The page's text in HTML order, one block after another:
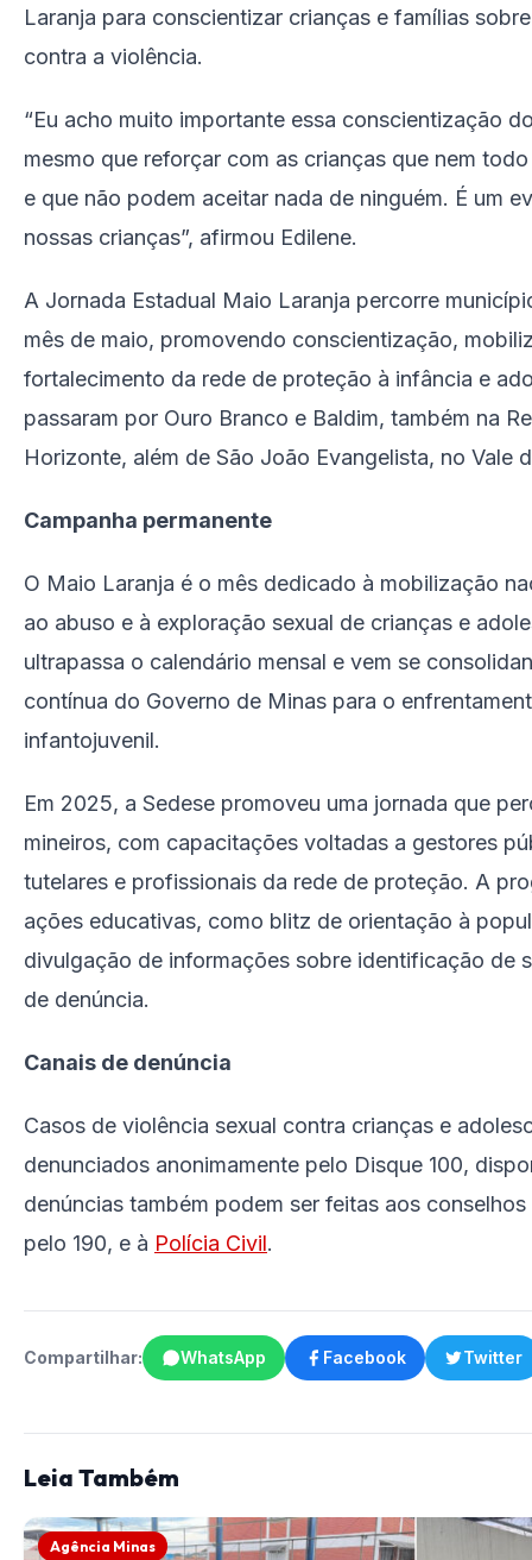
Laranja para conscientizar crianças e famílias
contra a violência.
“Eu acho muito importante essa conscientização
mesmo que reforçar com as crianças que nem
e que não podem aceitar nada de ninguém. É um
nossas crianças”, afirmou Edilene.
A Jornada Estadual Maio Laranja percorre
mês de maio, promovendo conscientização,
fortalecimento da rede de proteção à infância e
passaram por Ouro Branco e Baldim, também na
Horizonte, além de São João Evangelista, no Vale
Campanha permanente
O Maio Laranja é o mês dedicado à mobilização
ao abuso e à exploração sexual de crianças e
ultrapassa o calendário mensal e vem se
contínua do Governo de Minas para o
infantojuvenil.
Em 2025, a Sedese promoveu uma jornada que
mineiros, com capacitações voltadas a gestores
tutelares e profissionais da rede de proteção. A
ações educativas, como blitz de orientação à
divulgação de informações sobre identificação de
de denúncia.
Canais de denúncia
Casos de violência sexual contra crianças e
denunciados anonimamente pelo Disque 100,
denúncias também podem ser feitas aos
pelo 190, e à Polícia Civil.
Compartilhar: WhatsApp Facebook Twitter
Leia Também
Agência Minas